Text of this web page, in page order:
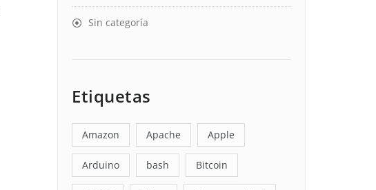
Sin categoría
Etiquetas
Amazon Apache Apple
Arduino bash Bitcoin